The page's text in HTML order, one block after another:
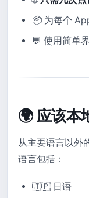
📦 为每个
💬 使用简单
🌍 应该本
从主要语言以外
语言包括：
🇯🇵 日语